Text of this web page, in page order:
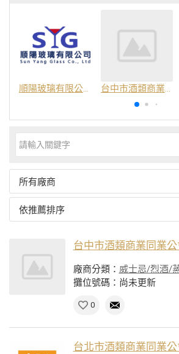
順陽玻璃有限公司 台中市酒類商業同業公會
所有廠商
依推薦排序
台中市酒類商業同業公
廠商分類： 威士忌/烈酒/
攤位號碼：尚未更新
0
台北市酒類商業同業公